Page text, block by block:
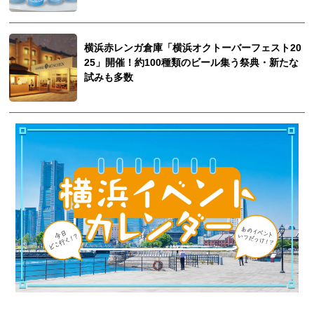
横浜赤レンガ倉庫「横浜オクトーバーフェスト20
25」開催！約100種類のビール集う祭典・新たな
試みも多数